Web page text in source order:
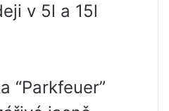
v 5l a 15l
“Parkfeuer”